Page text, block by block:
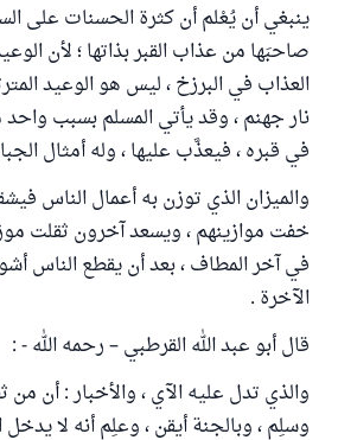
ينبغي أن يُعْلم أن كثرة الحسنات على
صاحبَها من عذاب القبر بذاتها ؛ لأن
العذاب في البرزخ ، ليس هو الوعيد
نار جهنم ، وقد يأتي المسلم بسبب
في قبره ، فيعذَّب عليها ، وله أمثال
والميزان الذي توزن به أعمال الناس
خفت موازينهم ، ويسعد آخرون ثقلت
في آخر المطاف ، بعد أن يقطع الناس
الآخرة .
قال أبو عبد الله القرطبي – رحمه الله - :
والذي تدل عليه الآي ، والأخبار : أن من
وسلِم ، وبالجنة أيقن ، وعلِم أنه لا يدخل